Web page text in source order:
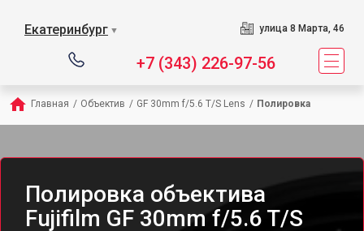
Екатеринбург ▼ улица 8 Марта, 46
+7 (343) 226-97-56
Главная / Объектив / GF 30mm f/5.6 T/S Lens / Полировка
Полировка объектива
Fujifilm GF 30mm f/5.6 T/S